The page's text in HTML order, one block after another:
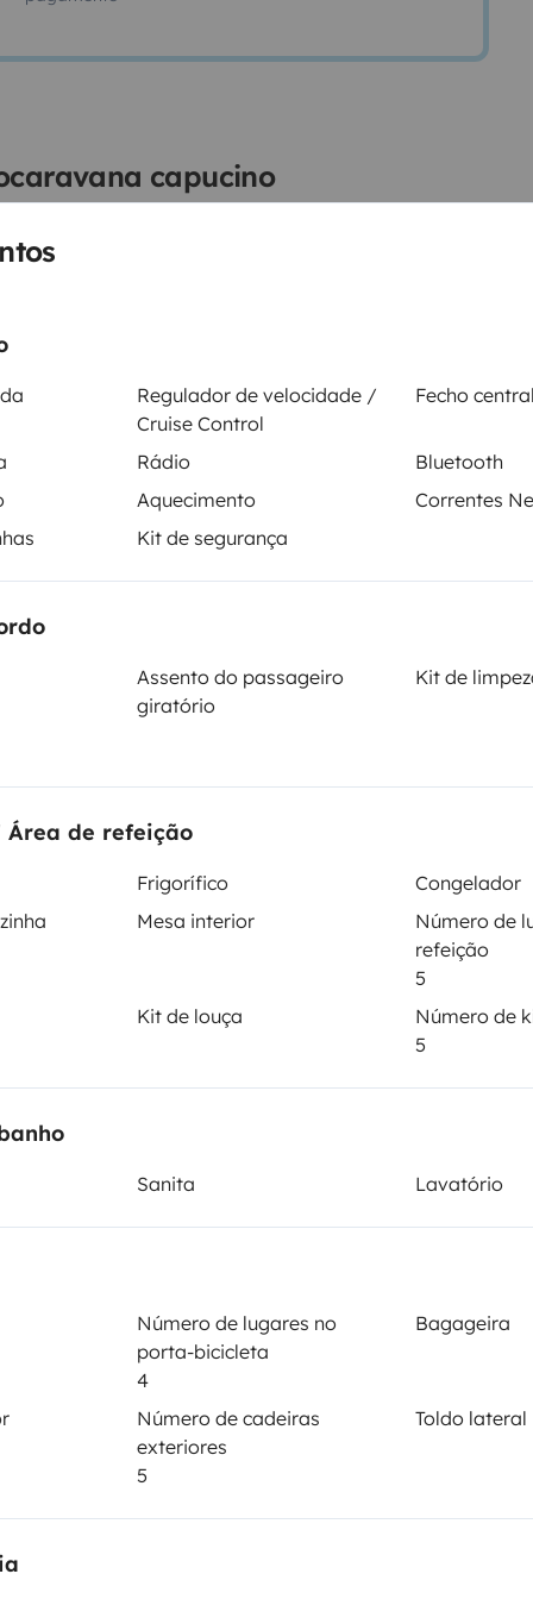
Regulador de velocidade /
Cruise Control
Fecho central
Rádio
Bluetooth
Aquecimento
Correntes
Kit de segurança
Assento do passageiro
giratório
Kit de
Área de refeição
Frigorífico
Congelador
Mesa interior
Número de
refeição
5
Kit de louça
Número de
5
Sanita Lavatório
Número de lugares no
porta-bicicleta
4
Bagageira
Número de cadeiras
exteriores
5
Toldo lateral
capucino
de los armarios son muy
y ademas tiene acceso
Ventanas muy grandes
las 2 camas de matrimonio
y los dos amplios y
Cama capucino
Cama transversal
Frigorífico
Kit de limpeza
Regulador de velocidade / Cruise Control
DP
Altura
Carta de condução B